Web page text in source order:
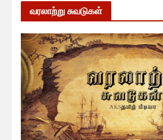
வரலாற்று சுவடுகள்